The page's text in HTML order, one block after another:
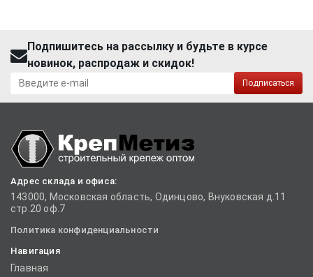
Подпишитесь на рассылку и будьте в курсе
новинок, распродаж и скидок!
Подписаться
Адрес склада и офиса:
143000, Московская область, Одинцово, Внуковская д.11
стр.20 оф.7
Политика конфиденциальности
Навигация
Главная